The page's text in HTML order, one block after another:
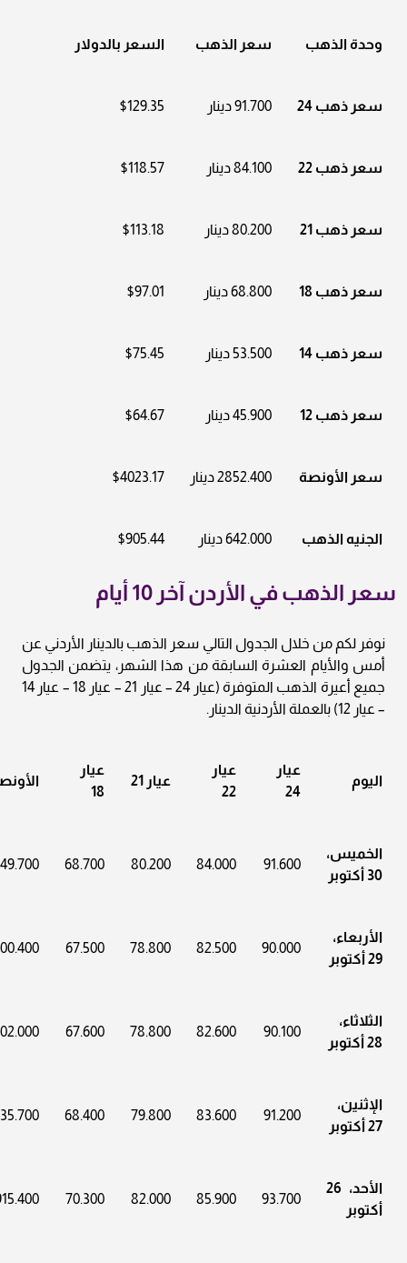
وحدة الذهب سعر الذهب السعر بالدولار
سعر ذهب 24 91.700 دينار $129.35
سعر ذهب 22 84.100 دينار $118.57
سعر ذهب 21 80.200 دينار $113.18
سعر ذهب 18 68.800 دينار $97.01
سعر ذهب 14 53.500 دينار $75.45
سعر ذهب 12 45.900 دينار $64.67
سعر الأونصة 2852.400 دينار $4023.17
الجنيه الذهب 642.000 دينار $905.44
سعر الذهب في الأردن آخر 10 أيام
نوفر لكم من خلال الجدول التالي سعر الذهب بالدينار الأردني عن
أمس والأيام العشرة السابقة من هذا الشهر، يتضمن الجدول
جميع أعيرة الذهب المتوفرة (عيار 24 – عيار 21 – عيار 18 – عيار 14
– عيار 12) بالعملة الأردنية الدينار.
اليوم
عيار
24
عيار
22
عيار 21
عيار
18
الخميس،
30 أكتوبر
91.600
84.000
80.200
68.700
الأربعاء،
29 أكتوبر
90.000
82.500
78.800
67.500
الثلاثاء،
28 أكتوبر
90.100
82.600
78.800
67.600
الإثنين،
27 أكتوبر
91.200
83.600
79.800
68.400
الأحد، 26
أكتوبر
93.700
85.900
82.000
70.300